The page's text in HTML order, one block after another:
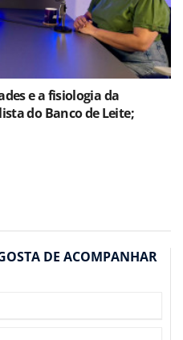
e a fisiologia da
do Banco de Leite;
DE ACOMPANHAR